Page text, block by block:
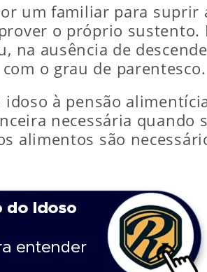
um familiar para suprir
o próprio sustento.
na ausência de
o grau de parentesco.
à pensão
necessária quando
alimentos são